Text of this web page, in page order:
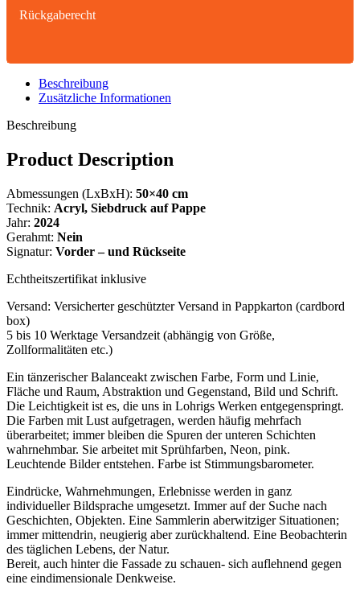
Rückgaberecht
Beschreibung
Zusätzliche Informationen
Beschreibung
Product Description
Abmessungen (LxBxH): 50×40 cm
Technik: Acryl, Siebdruck auf Pappe
Jahr: 2024
Gerahmt: Nein
Signatur: Vorder – und Rückseite
Echtheitszertifikat inklusive
Versand: Versicherter geschützter Versand in Pappkarton (cardbord
box)
5 bis 10 Werktage Versandzeit (abhängig von Größe,
Zollformalitäten etc.)
Ein tänzerischer Balanceakt zwischen Farbe, Form und Linie,
Fläche und Raum, Abstraktion und Gegenstand, Bild und Schrift.
Die Leichtigkeit ist es, die uns in Lohrigs Werken entgegenspringt.
Die Farben mit Lust aufgetragen, werden häufig mehrfach
überarbeitet; immer bleiben die Spuren der unteren Schichten
wahrnehmbar. Sie arbeitet mit Sprühfarben, Neon, pink.
Leuchtende Bilder entstehen. Farbe ist Stimmungsbarometer.
Eindrücke, Wahrnehmungen, Erlebnisse werden in ganz
individueller Bildsprache umgesetzt. Immer auf der Suche nach
Geschichten, Objekten. Eine Sammlerin aberwitziger Situationen;
immer mittendrin, neugierig aber zurückhaltend. Eine Beobachterin
des täglichen Lebens, der Natur.
Bereit, auch hinter die Fassade zu schauen- sich auflehnend gegen
eine eindimensionale Denkweise.